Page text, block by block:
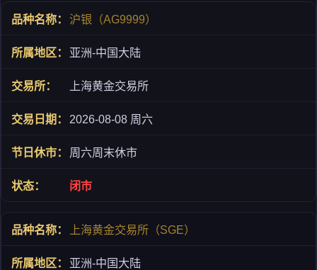
沪银（AG9999）
亚洲-中国大陆
上海黄金交易所
2026-08-08 周六
周六周末休市
闭市
上海黄金交易所（SGE）
亚洲-中国大陆